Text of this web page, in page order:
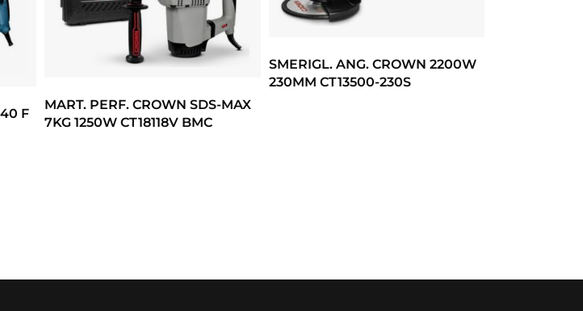
F
MART. PERF. CROWN SDS-MAX
7KG 1250W CT18118V BMC
SMERIGL. ANG. CROWN 2200W
230MM CT13500-230S